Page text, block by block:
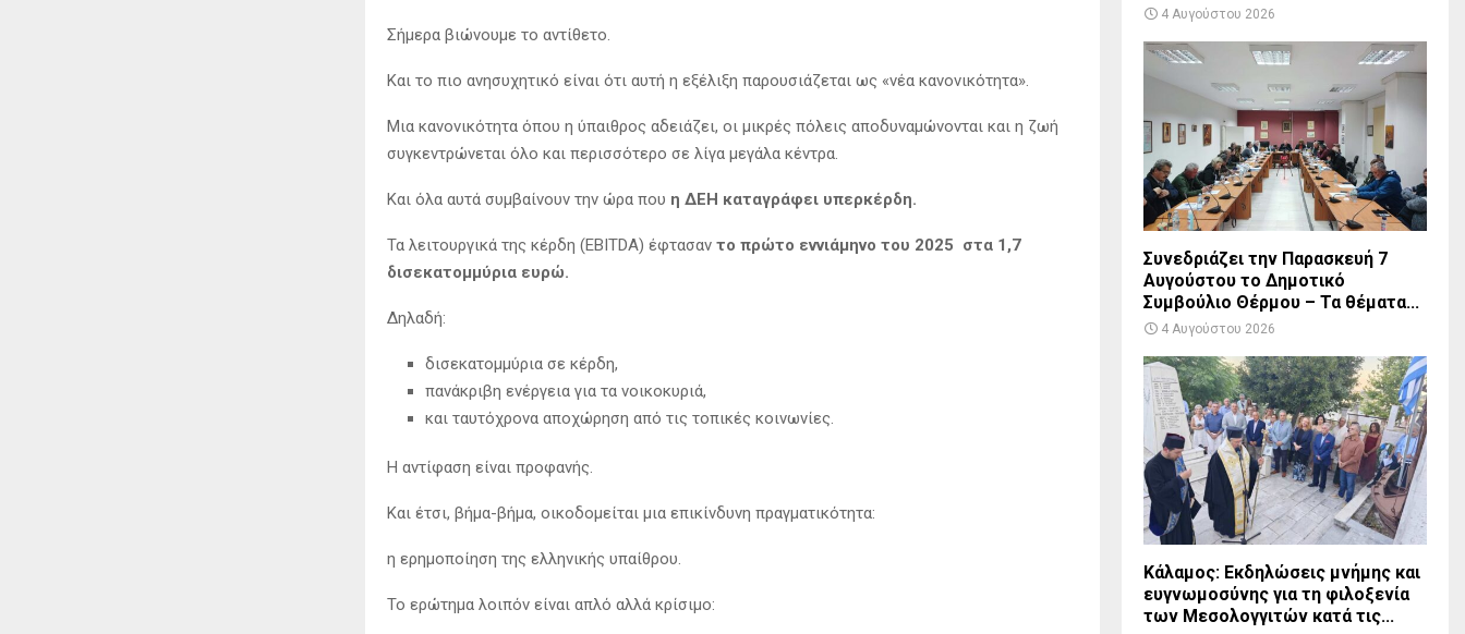
Σήμερα βιώνουμε το αντίθετο.
Και το πιο ανησυχητικό είναι ότι αυτή η εξέλιξη παρουσιάζεται ως «νέα κανονικότητα».
Μια κανονικότητα όπου η ύπαιθρος αδειάζει, οι μικρές πόλεις αποδυναμώνονται και η ζωή
συγκεντρώνεται όλο και περισσότερο σε λίγα μεγάλα κέντρα.
Και όλα αυτά συμβαίνουν την ώρα που η ΔΕΗ καταγράφει υπερκέρδη.
Τα λειτουργικά της κέρδη (EBITDA) έφτασαν το πρώτο εννιάμηνο του 2025 στα 1,7
δισεκατομμύρια ευρώ.
Δηλαδή:
δισεκατομμύρια σε κέρδη,
πανάκριβη ενέργεια για τα νοικοκυριά,
και ταυτόχρονα αποχώρηση από τις τοπικές κοινωνίες.
Η αντίφαση είναι προφανής.
Και έτσι, βήμα-βήμα, οικοδομείται μια επικίνδυνη πραγματικότητα:
η ερημοποίηση της ελληνικής υπαίθρου.
Το ερώτημα λοιπόν είναι απλό αλλά κρίσιμο:
4 Αυγούστου 2026
Συνεδριάζει την Παρασκευή 7
Αυγούστου το Δημοτικό
Συμβούλιο Θέρμου – Τα θέματα...
4 Αυγούστου 2026
Κάλαμος: Εκδηλώσεις μνήμης και
ευγνωμοσύνης για τη φιλοξενία
των Μεσολογγιτών κατά τις...